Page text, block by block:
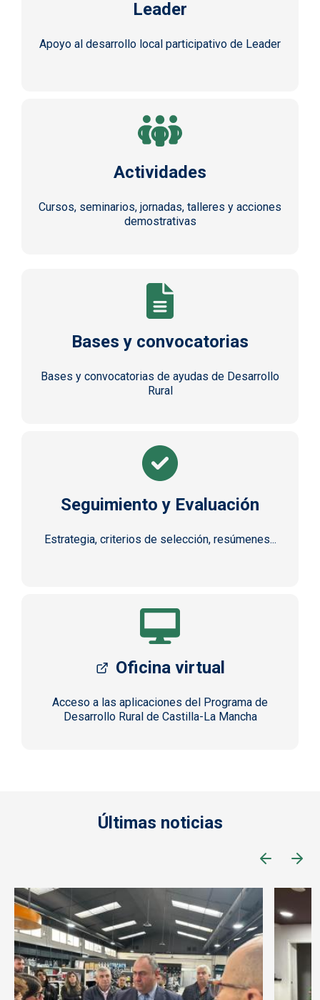
Leader
Apoyo al desarrollo local participativo de Leader
Actividades
Cursos, seminarios, jornadas, talleres y acciones
demostrativas
Bases y convocatorias
Bases y convocatorias de ayudas de Desarrollo
Rural
Seguimiento y Evaluación
Estrategia, criterios de selección, resúmenes...
Oficina virtual
Acceso a las aplicaciones del Programa de
Desarrollo Rural de Castilla-La Mancha
Últimas noticias